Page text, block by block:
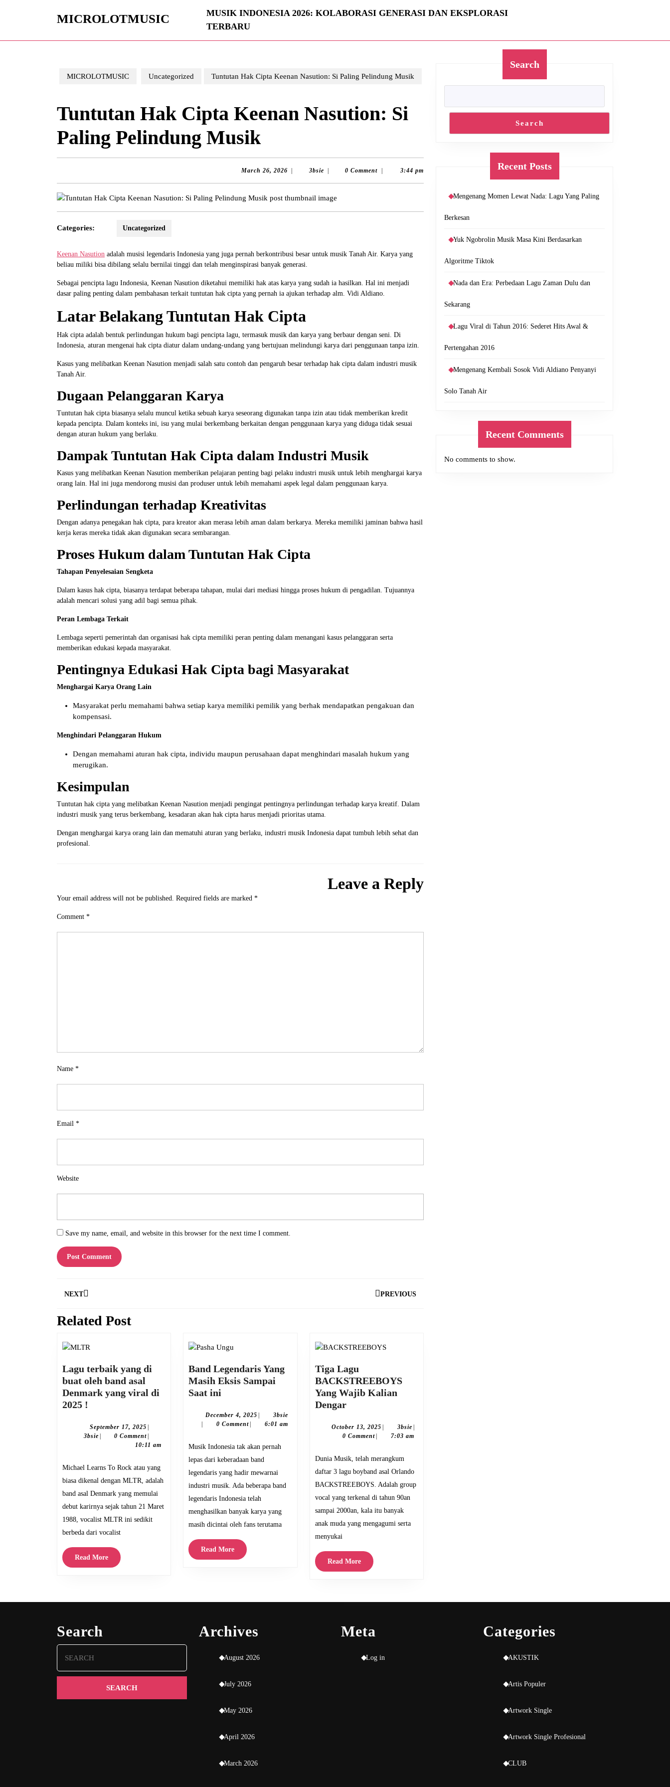
MICROLOTMUSIC
MUSIK INDONESIA 2026: KOLABORASI GENERASI DAN EKSPLORASI
TERBARU
MICROLOTMUSIC Uncategorized Tuntutan Hak Cipta Keenan Nasution: Si Paling Pelindung Musik
Tuntutan Hak Cipta Keenan Nasution: Si
Paling Pelindung Musik
March 26, 2026
March3bsie 3bsie0 Comment 3:44 pm
Categories: Uncategorized
Keenan Nasution adalah musisi legendaris Indonesia yang juga pernah berkontribusi besar untuk musik Tanah Air. Karya yang
beliau miliki bisa dibilang selalu bernilai tinggi dan telah menginspirasi banyak generasi.
Sebagai pencipta lagu Indonesia, Keenan Nasution diketahui memiliki hak atas karya yang sudah ia hasilkan. Hal ini menjadi
dasar paling penting dalam pembahasan terkait tuntutan hak cipta yang pernah ia ajukan terhadap alm. Vidi Aldiano.
Latar Belakang Tuntutan Hak Cipta
Hak cipta adalah bentuk perlindungan hukum bagi pencipta lagu, termasuk musik dan karya yang berbaur dengan seni. Di
Indonesia, aturan mengenai hak cipta diatur dalam undang-undang yang bertujuan melindungi karya dari penggunaan tanpa izin.
Kasus yang melibatkan Keenan Nasution menjadi salah satu contoh dan pengaruh besar terhadap hak cipta dalam industri musik
Tanah Air.
Dugaan Pelanggaran Karya
Tuntutan hak cipta biasanya selalu muncul ketika sebuah karya seseorang digunakan tanpa izin atau tidak memberikan kredit
kepada pencipta. Dalam konteks ini, isu yang mulai berkembang berkaitan dengan penggunaan karya yang diduga tidak sesuai
dengan aturan hukum yang berlaku.
Dampak Tuntutan Hak Cipta dalam Industri Musik
Kasus yang melibatkan Keenan Nasution memberikan pelajaran penting bagi pelaku industri musik untuk lebih menghargai karya
orang lain. Hal ini juga mendorong musisi dan produser untuk lebih memahami aspek legal dalam penggunaan karya.
Perlindungan terhadap Kreativitas
Dengan adanya penegakan hak cipta, para kreator akan merasa lebih aman dalam berkarya. Mereka memiliki jaminan bahwa hasil
kerja keras mereka tidak akan digunakan secara sembarangan.
Proses Hukum dalam Tuntutan Hak Cipta
Tahapan Penyelesaian Sengketa
Dalam kasus hak cipta, biasanya terdapat beberapa tahapan, mulai dari mediasi hingga proses hukum di pengadilan. Tujuannya
adalah mencari solusi yang adil bagi semua pihak.
Peran Lembaga Terkait
Lembaga seperti pemerintah dan organisasi hak cipta memiliki peran penting dalam menangani kasus pelanggaran serta
memberikan edukasi kepada masyarakat.
Pentingnya Edukasi Hak Cipta bagi Masyarakat
Menghargai Karya Orang Lain
Masyarakat perlu memahami bahwa setiap karya memiliki pemilik yang berhak mendapatkan pengakuan dan
kompensasi.
Menghindari Pelanggaran Hukum
Dengan memahami aturan hak cipta, individu maupun perusahaan dapat menghindari masalah hukum yang
merugikan.
Kesimpulan
Tuntutan hak cipta yang melibatkan Keenan Nasution menjadi pengingat pentingnya perlindungan terhadap karya kreatif. Dalam
industri musik yang terus berkembang, kesadaran akan hak cipta harus menjadi prioritas utama.
Dengan menghargai karya orang lain dan mematuhi aturan yang berlaku, industri musik Indonesia dapat tumbuh lebih sehat dan
profesional.
Leave a Reply
Your email address will not be published. Required fields are marked *
Comment *
Name *
Email *
Website
Save my name, email, and website in this browser for the next time I comment.
navigation
PREVIOUS
NEXT
Next
Related Post
Lagu terbaik yang di
buat oleh band asal
Denmark yang viral di
2025 !
yang
di
oleh
band
Denmark
yang
viral
di
2025
!
September 17, 2025
2025
3bsie
3bsie0 Comment
10:11 am
Michael Learns To Rock atau yang
biasa dikenal dengan MLTR, adalah
band asal Denmark yang memulai
debut karirnya sejak tahun 21 Maret
1988, vocalist MLTR ini sedikit
berbeda dari vocalist
Read MoreRead
More
Band Legendaris Yang
Masih Eksis Sampai
Saat ini
Yang
Masih
Sampai
Saat
ini
December 4, 2025
December
4,
3bsie
0 Comment 6:01 am
Musik Indonesia tak akan pernah
lepas dari keberadaan band
legendaris yang hadir mewarnai
industri musik. Ada beberapa band
legendaris Indonesia telah
menghasilkan banyak karya yang
masih dicintai oleh fans terutama
Read MoreRead
More
Tiga Lagu
BACKSTREEBOYS
Yang Wajib Kalian
DengarTiga
BACKSTREEBOYS
Yang
Kalian
Dengar
October 13, 2025
October
13,
3bsie
0 Comment
7:03 am
Dunia Musik, telah merangkum
daftar 3 lagu boyband asal Orlando
BACKSTREEBOYS. Adalah group
vocal yang terkenal di tahun 90an
sampai 2000an, kala itu banyak
anak muda yang mengagumi serta
menyukai
Read MoreRead
More
Search
Search
Recent Posts
Mengenang Momen Lewat Nada: Lagu Yang Paling
Berkesan
Yuk Ngobrolin Musik Masa Kini Berdasarkan
Algoritme Tiktok
Nada dan Era: Perbedaan Lagu Zaman Dulu dan
Sekarang
Lagu Viral di Tahun 2016: Sederet Hits Awal &
Pertengahan 2016
Mengenang Kembali Sosok Vidi Aldiano Penyanyi
Solo Tanah Air
Recent Comments
No comments to show.
Search
for:
Archives
August 2026
July 2026
May 2026
April 2026
March 2026
Meta
Log in
Categories
AKUSTIK
Artis Populer
Artwork Single
Artwork Single Profesional
CLUB